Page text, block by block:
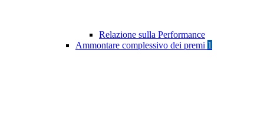
Relazione sulla Performance
Ammontare complessivo dei premi 1